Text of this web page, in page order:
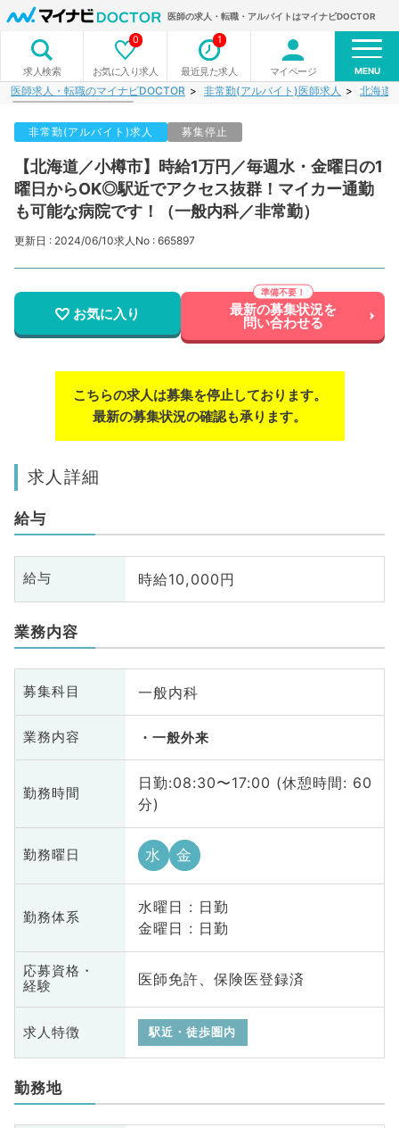
医師の求人・転職・アルバイトはマイナビDOCTOR
求人検索 お気に入り求人
0
最近見た求人
1
マイページ MENU
医師求人・転職のマイナビDOCTOR 非常勤(アルバイト)医師求人 北海道
非常勤(アルバイト)求人 募集停止
【北海道／小樽市】時給1万円／毎週水・金曜日の1
曜日からOK◎駅近でアクセス抜群！マイカー通勤
も可能な病院です！（一般内科／非常勤）
更新日 : 2024/06/10求人No : 665897
お気に入り 最新の募集状況を
問い合わせる
こちらの求人は募集を停止しております。
最新の募集状況の確認も承ります。
求人詳細
給与
給与 時給10,000円
業務内容
募集科目 一般内科
業務内容 一般外来
勤務時間
日勤:08:30〜17:00 (休憩時間: 60
分)
勤務曜日 水 金
勤務体系
水曜日 : 日勤
金曜日 : 日勤
応募資格・
経験
医師免許、保険医登録済
求人特徴 駅近・徒歩圏内
勤務地